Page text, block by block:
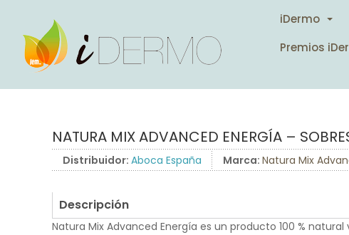
iDermo
Premios
NATURA MIX ADVANCED ENERGÍA –
Distribuidor: Aboca España Marca: Natura Mix
Descripción
Natura Mix Advanced Energía es un producto 100 % natural